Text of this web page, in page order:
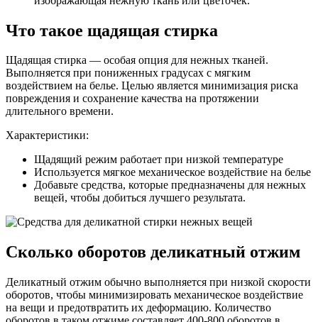
Что такое щадящая стирка
Щадящая стирка — особая опция для нежных тканей.
Выполняется при пониженных градусах с мягким
воздействием на белье. Целью является минимизация риска
повреждения и сохранение качества на протяжении
длительного времени.
Характеристики:
Щадящий режим работает при низкой температуре
Используется мягкое механическое воздействие на белье
Добавьте средства, которые предназначены для нежных
вещей, чтобы добиться лучшего результата.
Сколько оборотов деликатный отжим
Деликатный отжим обычно выполняется при низкой скорости
оборотов, чтобы минимизировать механическое воздействие
на вещи и предотвратить их деформацию. Количество